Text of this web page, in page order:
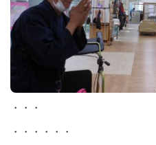
・・・
・・・・・・